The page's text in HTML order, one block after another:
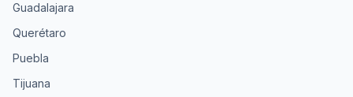
Guadalajara
Querétaro
Puebla
Tijuana